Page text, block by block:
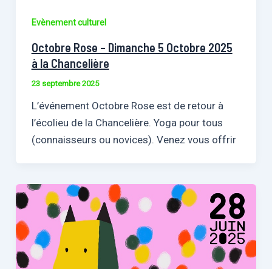
Evènement culturel
Octobre Rose – Dimanche 5 Octobre 2025
à la Chancelière
23 septembre 2025
L’événement Octobre Rose est de retour à
l’écolieu de la Chancelière. Yoga pour tous
(connaisseurs ou novices). Venez vous offrir